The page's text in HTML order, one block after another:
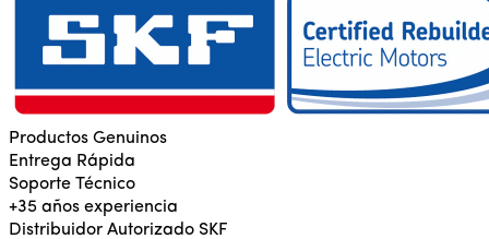
Productos Genuinos
Entrega Rápida
Soporte Técnico
+35 años experiencia
Distribuidor Autorizado SKF